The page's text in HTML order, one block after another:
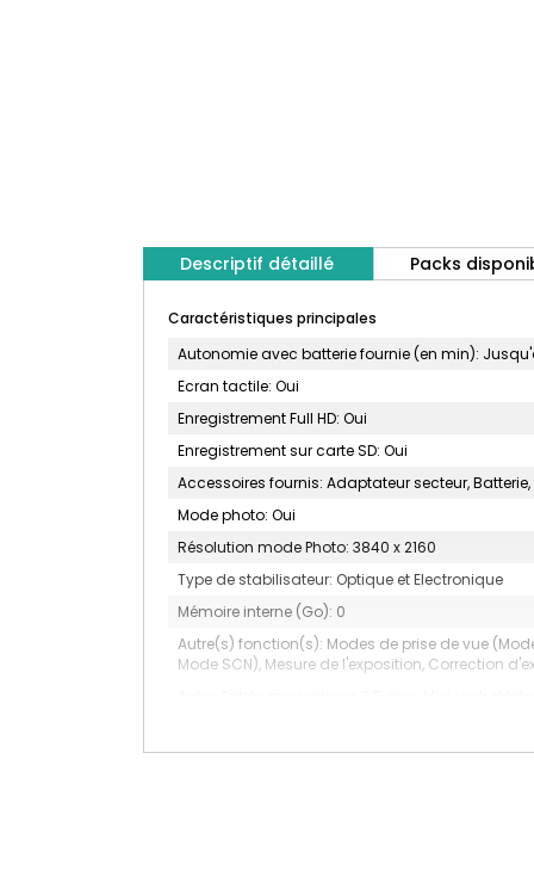
Descriptif détaillé Packs
Caractéristiques principales
Autonomie avec batterie fournie (en min):
Ecran tactile: Oui
Enregistrement Full HD: Oui
Enregistrement sur carte SD: Oui
Accessoires fournis: Adaptateur secteur,
Mode photo: Oui
Résolution mode Photo: 3840 x 2160
Type de stabilisateur: Optique et Electronique
Mémoire interne (Go): 0
Autre(s) fonction(s): Modes de prise de vue
Mode SCN), Mesure de l'exposition, Correction